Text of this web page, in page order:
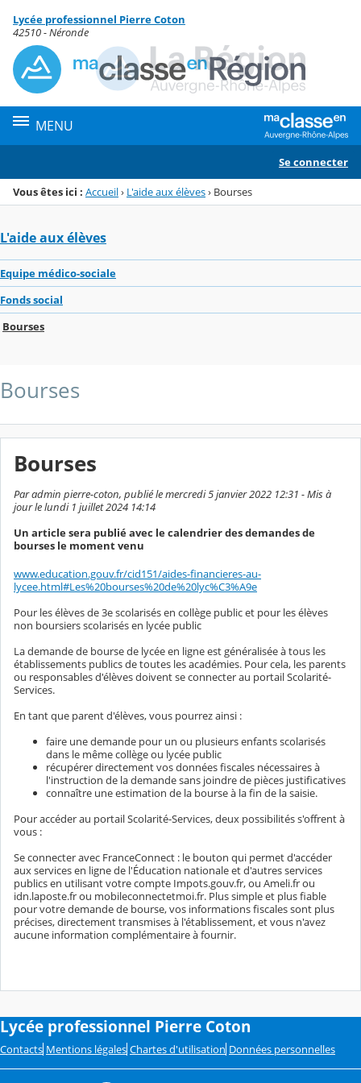
Menu de la rubrique
Contenu
Lycée professionnel Pierre Coton
42510 - Néronde
MENU
Se connecter
Vous êtes ici : Accueil› L'aide aux élèves› Bourses
L'aide aux élèves
Equipe médico-sociale
Fonds social
Bourses
Bourses
Bourses
Par admin pierre-coton, publié le mercredi 5 janvier 2022 12:31 - Mis à
jour le lundi 1 juillet 2024 14:14
Un article sera publié avec le calendrier des demandes de
bourses le moment venu
www.education.gouv.fr/cid151/aides-financieres-au-
lycee.html#Les%20bourses%20de%20lyc%C3%A9e
Pour les élèves de 3e scolarisés en collège public et pour les élèves
non boursiers scolarisés en lycée public
La demande de bourse de lycée en ligne est généralisée à tous les
établissements publics de toutes les académies. Pour cela, les parents
ou responsables d'élèves doivent se connecter au portail Scolarité-
Services.
En tant que parent d'élèves, vous pourrez ainsi :
faire une demande pour un ou plusieurs enfants scolarisés
dans le même collège ou lycée public
récupérer directement vos données fiscales nécessaires à
l'instruction de la demande sans joindre de pièces justificatives
connaître une estimation de la bourse à la fin de la saisie.
Pour accéder au portail Scolarité-Services, deux possibilités s'offrent à
vous :
Se connecter avec FranceConnect : le bouton qui permet d'accéder
aux services en ligne de l'Éducation nationale et d'autres services
publics en utilisant votre compte Impots.gouv.fr, ou Ameli.fr ou
idn.laposte.fr ou mobileconnectetmoi.fr. Plus simple et plus fiable
pour votre demande de bourse, vos informations fiscales sont plus
précises, directement transmises à l'établissement, et vous n'avez
aucune information complémentaire à fournir.
Lycée professionnel Pierre Coton
Contacts Mentions légales Chartes d'utilisation Données personnelles